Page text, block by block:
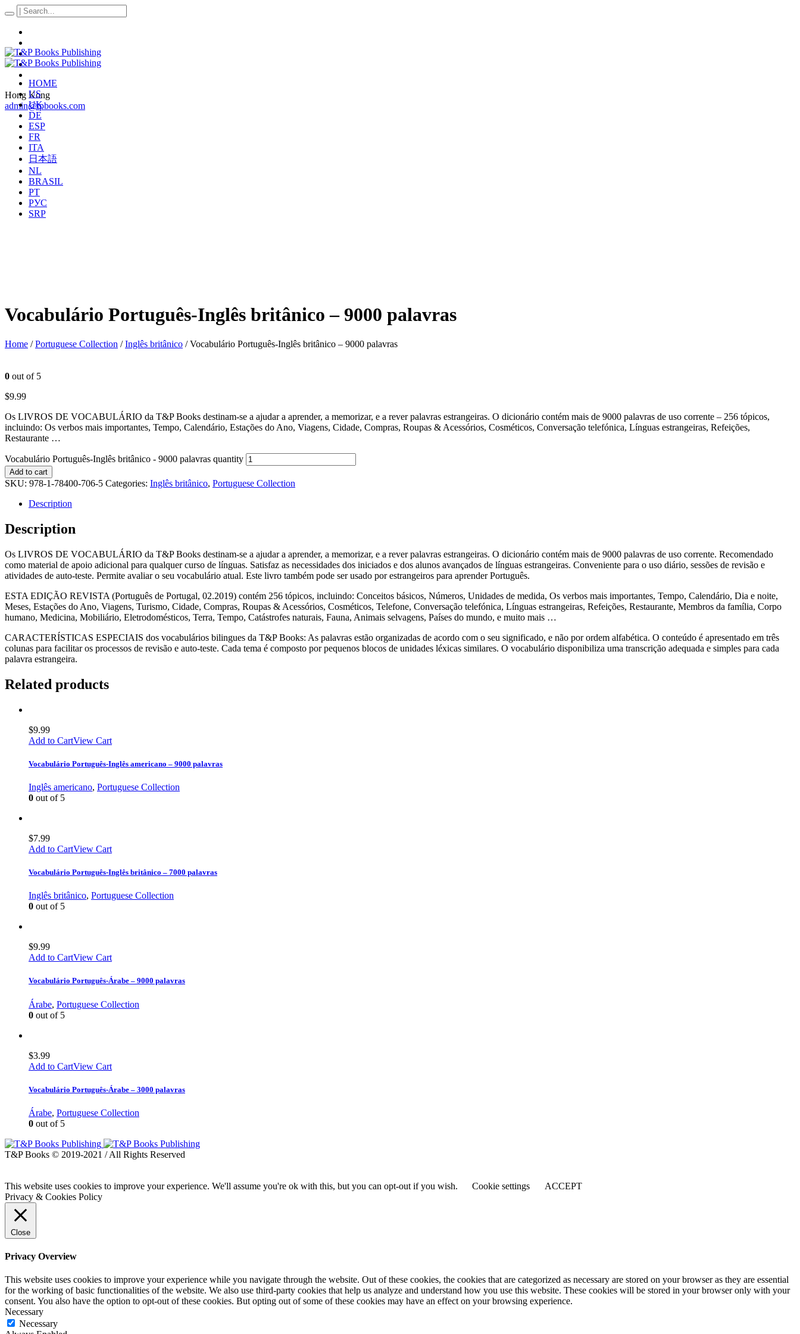
Hong Kong
admin@tpbooks.com
HOME
US
UK
DE
ESP
FR
ITA
日本語
NL
BRASIL
PT
РУС
SRP
Vocabulário Português-Inglês britânico – 9000 palavras
Home /Portuguese Collection /Inglês britânico / Vocabulário Português-Inglês britânico – 9000 palavras
0 out of 5
$9.99
Os LIVROS DE VOCABULÁRIO da T&P Books destinam-se a ajudar a aprender, a memorizar, e a rever palavras estrangeiras. O dicionário contém mais de 9000 palavras de uso corrente – 256 tópicos,
incluindo: Os verbos mais importantes, Tempo, Calendário, Estações do Ano, Viagens, Cidade, Compras, Roupas & Acessórios, Cosméticos, Conversação telefónica, Línguas estrangeiras, Refeições,
Restaurante …
Vocabulário Português-Inglês britânico - 9000 palavras quantity
Add to cart
SKU: 978-1-78400-706-5 Categories: Inglês britânico, Portuguese Collection
Description
Description
Os LIVROS DE VOCABULÁRIO da T&P Books destinam-se a ajudar a aprender, a memorizar, e a rever palavras estrangeiras. O dicionário contém mais de 9000 palavras de uso corrente. Recomendado
como material de apoio adicional para qualquer curso de línguas. Satisfaz as necessidades dos iniciados e dos alunos avançados de línguas estrangeiras. Conveniente para o uso diário, sessões de revisão e
atividades de auto-teste. Permite avaliar o seu vocabulário atual. Este livro também pode ser usado por estrangeiros para aprender Português.
ESTA EDIÇÃO REVISTA (Português de Portugal, 02.2019) contém 256 tópicos, incluindo: Conceitos básicos, Números, Unidades de medida, Os verbos mais importantes, Tempo, Calendário, Dia e noite,
Meses, Estações do Ano, Viagens, Turismo, Cidade, Compras, Roupas & Acessórios, Cosméticos, Telefone, Conversação telefónica, Línguas estrangeiras, Refeições, Restaurante, Membros da família, Corpo
humano, Medicina, Mobiliário, Eletrodomésticos, Terra, Tempo, Catástrofes naturais, Fauna, Animais selvagens, Países do mundo, e muito mais …
CARACTERÍSTICAS ESPECIAIS dos vocabulários bilingues da T&P Books: As palavras estão organizadas de acordo com o seu significado, e não por ordem alfabética. O conteúdo é apresentado em três
colunas para facilitar os processos de revisão e auto-teste. Cada tema é composto por pequenos blocos de unidades léxicas similares. O vocabulário disponibiliza uma transcrição adequada e simples para cada
palavra estrangeira.
Related products
$9.99
Add to CartView Cart
Vocabulário Português-Inglês americano – 9000 palavras
Inglês americano, Portuguese Collection
0 out of 5
$7.99
Add to CartView Cart
Vocabulário Português-Inglês britânico – 7000 palavras
Inglês britânico, Portuguese Collection
0 out of 5
$9.99
Add to CartView Cart
Vocabulário Português-Árabe – 9000 palavras
Árabe, Portuguese Collection
0 out of 5
$3.99
Add to CartView Cart
Vocabulário Português-Árabe – 3000 palavras
Árabe, Portuguese Collection
0 out of 5
T&P Books © 2019-2021 / All Rights Reserved
This website uses cookies to improve your experience. We'll assume you're ok with this, but you can opt-out if you wish. Cookie settings
ACCEPT
Privacy & Cookies Policy
Close
Privacy Overview
This website uses cookies to improve your experience while you navigate through the website. Out of these cookies, the cookies that are categorized as necessary are stored on your browser as they are essential
for the working of basic functionalities of the website. We also use third-party cookies that help us analyze and understand how you use this website. These cookies will be stored in your browser only with your
consent. You also have the option to opt-out of these cookies. But opting out of some of these cookies may have an effect on your browsing experience.
Necessary
Necessary